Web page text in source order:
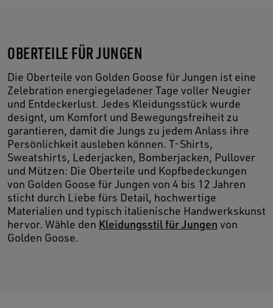
OBERTEILE FÜR JUNGEN
Die Oberteile von Golden Goose für Jungen ist eine
Zelebration energiegeladener Tage voller Neugier
und Entdeckerlust. Jedes Kleidungsstück wurde
designt, um Komfort und Bewegungsfreiheit zu
garantieren, damit die Jungs zu jedem Anlass ihre
Persönlichkeit ausleben können. T-Shirts,
Sweatshirts, Lederjacken, Bomberjacken, Pullover
und Mützen: Die Oberteile und Kopfbedeckungen
von Golden Goose für Jungen von 4 bis 12 Jahren
sticht durch Liebe fürs Detail, hochwertige
Materialien und typisch italienische Handwerkskunst
hervor. Wähle den Kleidungsstil für Jungen von
Golden Goose.